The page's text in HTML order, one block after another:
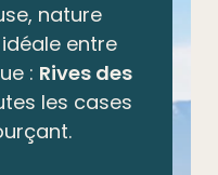
nature
entre
: Rives des
les cases